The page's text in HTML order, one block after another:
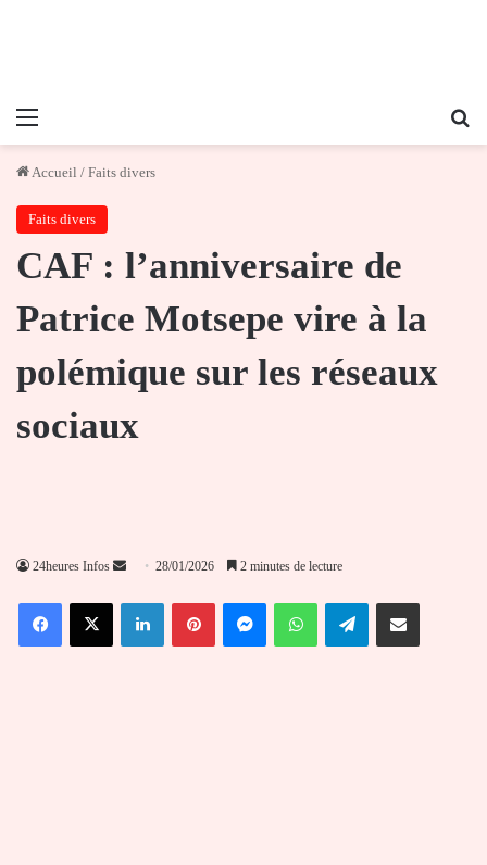
Menu
Accueil / Faits divers
Faits divers
CAF : l’anniversaire de
Patrice Motsepe vire à la
polémique sur les réseaux
sociaux
24heures Infos
Envoyer
courriel
28/01/2026 2 minutes de lecture
FacebookX LinkedinPinterestMessengerWhatsAppTelegramPartager par email